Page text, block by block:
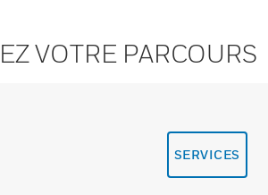
VOTRE PARCOURS
SERVICES